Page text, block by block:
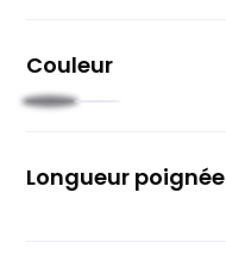
Couleur
Noir Brune
Longueur poignée